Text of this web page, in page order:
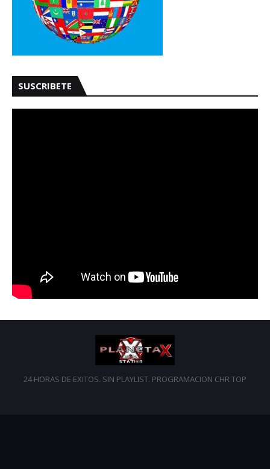
SUSCRIBETE
24 HORAS DE EXITOS. SIN PLAYLIST. PROGRAMACION CHR TOP